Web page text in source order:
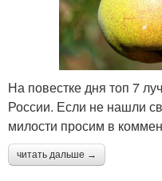
На повестке дня топ 7
России. Если не нашли
милости просим в
читать дальше →